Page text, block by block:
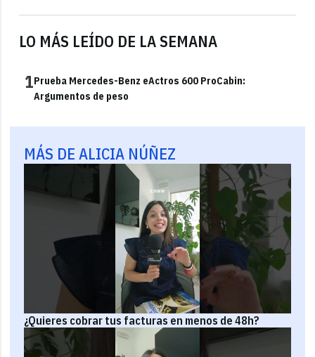
LO MÁS LEÍDO DE LA SEMANA
1Prueba Mercedes-Benz eActros 600 ProCabin:
Argumentos de peso
MÁS DE ALICIA NÚÑEZ
¿Quieres cobrar tus facturas en menos de 48h?